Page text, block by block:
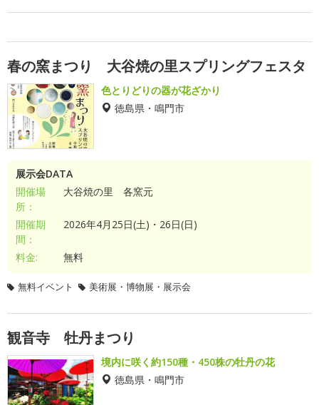
春の窯まつり 大谷焼の里スプリングフェスタ
色とりどりの器が花ざかり
徳島県・鳴門市
展示会DATA
開催場
所：
大谷焼の里 各窯元
開催期
間：
2026年4月25日(土)・26日(日)
料金: 無料
無料イベント 美術展・博物展・展示会
観音寺 牡丹まつり
境内に咲く約150種・450株の牡丹の花
徳島県・鳴門市